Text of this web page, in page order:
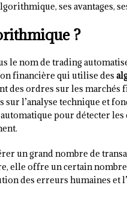
ses avantages,
?
le nom de trading
financière qui utilise des
des ordres sur les marchés
l’analyse technique et
pour détecter
un grand nombre de
elle offre un certain nombre
des erreurs humaines et